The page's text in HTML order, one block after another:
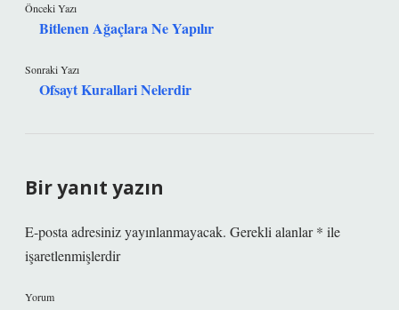
Önceki Yazı
Bitlenen Ağaçlara Ne Yapılır
Sonraki Yazı
Ofsayt Kurallari Nelerdir
Bir yanıt yazın
E-posta adresiniz yayınlanmayacak. Gerekli alanlar* ile
işaretlenmişlerdir
Yorum